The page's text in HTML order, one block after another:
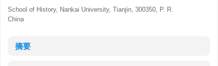
School of History, Nankai University, Tianjin, 300350, P. R.
China
摘要